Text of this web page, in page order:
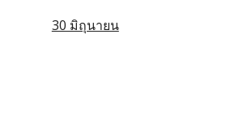
30 มิถุนายน